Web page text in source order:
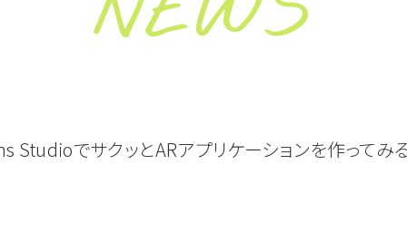
StudioでサクッとARアプリケーションを作ってみ